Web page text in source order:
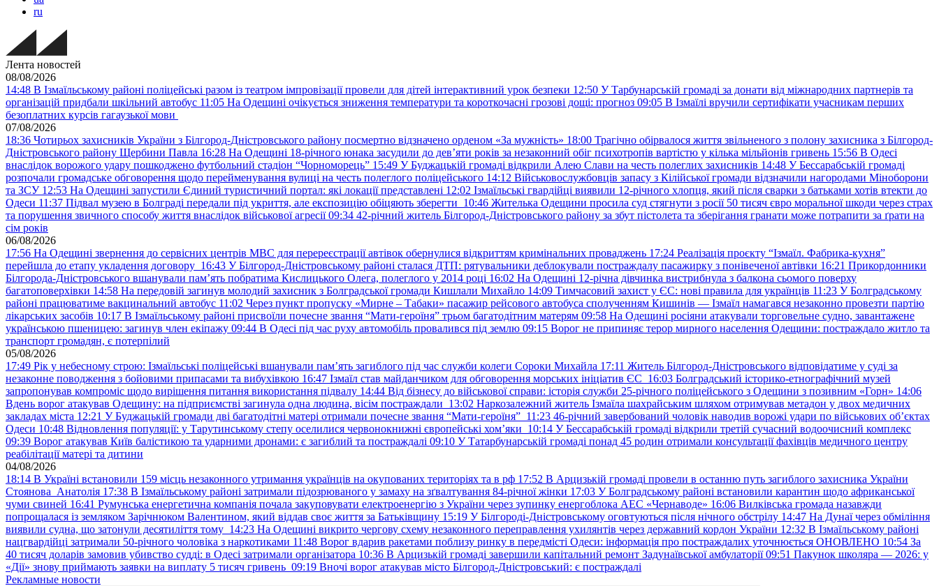
ru
Лента новостей
08/08/2026
14:48 В Ізмаїльському районі поліцейські разом із театром імпровізації провели для дітей інтерактивний урок безпеки 12:50 У Тарбунарській громаді за донати від міжнародних партнерів та
організацій придбали шкільний автобус 11:05 На Одещині очікується зниження температури та короткочасні грозові дощі: прогноз 09:05 В Ізмаїлі вручили сертифікати учасникам перших
безоплатних курсів гагаузької мови
07/08/2026
18:36 Чотирьох захисників України з Білгород-Дністровського району посмертно відзначено орденом «За мужність» 18:00 Трагічно обірвалося життя звільненого з полону захисника з Білгород-
Дністровського району Щербини Павла 16:28 На Одещині 18-річного юнака засудили до дев’яти років за незаконний обіг психотропів вартістю у кілька мільйонів гривень 15:56 В Одесі
внаслідок ворожого удару пошкоджено футбольний стадіон “Чорноморець” 15:49 У Буджацькій громаді відкрили Алею Слави на честь полеглих захисників 14:48 У Бессарабській громаді
розпочали громадське обговорення щодо перейменування вулиці на честь полеглого поліцейського 14:12 Військовослужбовців запасу з Кілійської громади відзначили нагородами Міноборони
та ЗСУ 12:53 На Одещині запустили Єдиний туристичний портал: які локації представлені 12:02 Ізмаїльські гвардійці виявили 12-річного хлопця, який після сварки з батьками хотів втекти до
Одеси 11:37 Підвал музею в Болграді передали під укриття, але експозицію обіцяють зберегти 10:46 Жителька Одещини просила суд стягнути з росії 50 тисяч євро моральної шкоди через страх
та порушення звичного способу життя внаслідок військової агресії 09:34 42-річний житель Білгород-Дністровського району за збут пістолета та зберігання гранати може потрапити за ґрати на
сім років
06/08/2026
17:56 На Одещині звернення до сервісних центрів МВС для перереєстрації автівок обернулися відкриттям кримінальних проваджень 17:24 Реалізація проєкту “Ізмаїл. Фабрика-кухня”
перейшла до етапу укладення договору 16:43 У Білгород-Дністровському районі сталася ДТП: рятувальники деблокували постраждалу пасажирку з понівеченої автівки 16:21 Прикордонники
Білгорода-Дністровського вшанували пам’ять побратима Кислицького Олега, полеглого у 2014 році 16:02 На Одещині 12-річна дівчинка вистрибнула з балкона сьомого поверху
багатоповерхівки 14:58 На передовій загинув молодий захисник з Болградської громади Кишлали Михайло 14:09 Тимчасовий захист у ЄС: нові правила для українців 11:23 У Болградському
районі працюватиме вакцинальний автобус 11:02 Через пункт пропуску «Мирне – Табаки» пасажир рейсового автобуса сполученням Кишинів — Ізмаїл намагався незаконно провезти партію
лікарських засобів 10:17 В Ізмаїльському районі присвоїли почесне звання “Мати-героїня” трьом багатодітним матерям 09:58 На Одещині росіяни атакували торговельне судно, завантажене
українською пшеницею: загинув член екіпажу 09:44 В Одесі під час руху автомобіль провалився під землю 09:15 Ворог не припиняє терор мирного населення Одещини: постраждало житло та
транспорт громадян, є потерпілий
05/08/2026
17:49 Рік у небесному строю: Ізмаїльські поліцейські вшанували пам’ять загиблого під час служби колеги Сороки Михайла 17:11 Житель Білгород-Дністровського відповідатиме у суді за
незаконне поводження з бойовими припасами та вибухівкою 16:47 Ізмаїл став майданчиком для обговорення морських ініціатив ЄС 16:03 Болградський історико-етнографічний музей
запропонував компроміс щодо вирішення питання використання підвалу 14:44 Від бізнесу до військової справи: історія служби 25-річного поліцейського з Одещини з позивним «Горн» 14:06
Вдень ворог атакував Одещину: на підприємстві загинула одна людина, вісім постраждали 13:02 Наркозалежний житель Ізмаїла шахрайським шляхом отримував метадон у двох медичних
закладах міста 12:21 У Буджацькій громади дві багатодітні матері отримали почесне звання “Мати-героїня” 11:23 46-річний завербований чоловік наводив ворожі удари по військових обʼєктах
Одеси 10:48 Відновлення популяції: у Тарутинському степу оселилися червонокнижні європейські хом’яки 10:14 У Бессарабській громаді відкрили третій сучасний водоочисний комплекс
09:39 Ворог атакував Київ балістикою та ударними дронами: є загиблий та постраждалі 09:10 У Татарбунарській громаді понад 45 родин отримали консультації фахівців медичного центру
реабілітації матері та дитини
04/08/2026
18:14 В Україні встановили 159 місць незаконного утримання українців на окупованих територіях та в рф 17:52 В Арцизькій громаді провели в останню путь загиблого захисника України
Стоянова Анатолія 17:38 В Ізмаїльському районі затримали підозрюваного у замаху на зґвалтування 84-річної жінки 17:03 У Болградському районі встановили карантин щодо африканської
чуми свиней 16:41 Румунська енергетична компанія почала закуповувати електроенергію з України через зупинку енергоблока АЕС «Чернаводе» 16:06 Вилківська громада назавжди
попрощалася із земляком Зарічнюком Валентином, який віддав своє життя за Батьківщину 15:19 У Білгороді-Дністровському оговтуються після нічного обстрілу 14:47 На Дунаї через обміління
виявили судна, що затонули десятиліття тому 14:23 На Одещині викрито чергову схему незаконного переправлення ухилянтів через державний кордон України 12:32 В Ізмаїльському районі
нацгвардійці затримали 50-річного чоловіка з наркотиками 11:48 Ворог вдарив ракетами поблизу ринку в передмісті Одеси: інформація про постраждалих уточнюється ОНОВЛЕНО 10:54 За
40 тисяч доларів замовив убивство судді: в Одесі затримали організатора 10:36 В Арцизькій громаді завершили капітальний ремонт Задунаївської амбулаторії 09:51 Пакунок школяра — 2026: у
«Дії» знову приймають заявки на виплату 5 тисяч гривень 09:19 Вночі ворог атакував місто Білгород-Дністровський: є постраждалі
Рекламные новости